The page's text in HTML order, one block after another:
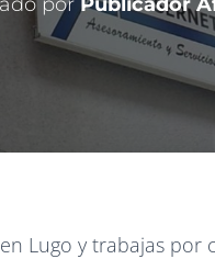
Lugo y trabajas por